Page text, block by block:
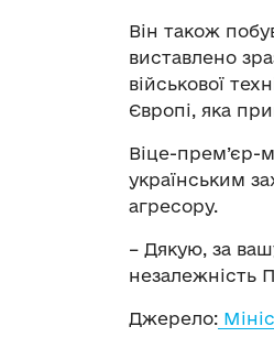
Він також
виставлено
військової
Європі, яка
Віце-прем’єр-
українським
агресору.
– Дякую, за
незалежність
Джерело: